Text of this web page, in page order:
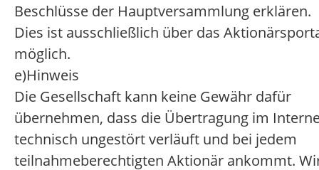
Beschlüsse der Hauptversammlung erklären.
Dies ist ausschließlich über das
möglich.
e)Hinweis
Die Gesellschaft kann keine Gewähr dafür
übernehmen, dass die Übertragung im
technisch ungestört verläuft und bei jedem
teilnahmeberechtigten Aktionär ankommt.